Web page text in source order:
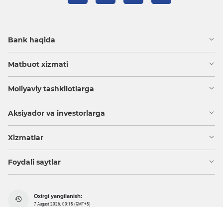
Bank haqida
Matbuot xizmati
Moliyaviy tashkilotlarga
Aksiyador va investorlarga
Xizmatlar
Foydali saytlar
Oxirgi yangilanish:
7 August 2026, 00:15 (GMT+5)